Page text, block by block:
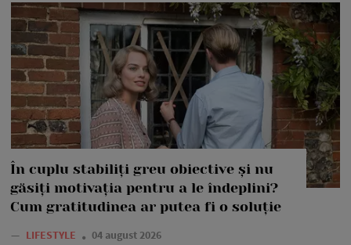
În cuplu stabiliți greu obiective și nu
găsiți motivația pentru a le îndeplini?
Cum gratitudinea ar putea fi o soluție
— LIFESTYLE 04 august 2026